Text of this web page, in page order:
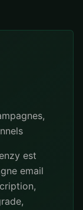
est
email